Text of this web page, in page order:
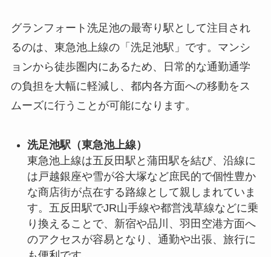
グランフォート洗足池の最寄り駅として注目され
るのは、東急池上線の「洗足池駅」です。マンシ
ョンから徒歩圏内にあるため、日常的な通勤通学
の負担を大幅に軽減し、都内各方面への移動をス
ムーズに行うことが可能になります。
洗足池駅（東急池上線）
東急池上線は五反田駅と蒲田駅を結び、沿線に
は戸越銀座や雪が谷大塚など庶民的で個性豊か
な商店街が点在する路線として親しまれていま
す。五反田駅でJR山手線や都営浅草線などに乗
り換えることで、新宿や品川、羽田空港方面へ
のアクセスが容易となり、通勤や出張、旅行に